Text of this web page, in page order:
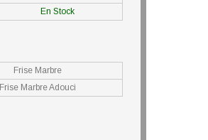
En Stock
Frise Marbre
Frise Marbre Adouci